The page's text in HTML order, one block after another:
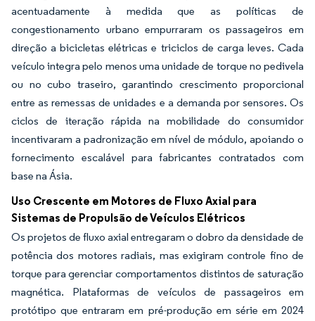
acentuadamente à medida que as políticas de
congestionamento urbano empurraram os passageiros em
direção a bicicletas elétricas e triciclos de carga leves. Cada
veículo integra pelo menos uma unidade de torque no pedivela
ou no cubo traseiro, garantindo crescimento proporcional
entre as remessas de unidades e a demanda por sensores. Os
ciclos de iteração rápida na mobilidade do consumidor
incentivaram a padronização em nível de módulo, apoiando o
fornecimento escalável para fabricantes contratados com
base na Ásia.
Uso Crescente em Motores de Fluxo Axial para
Sistemas de Propulsão de Veículos Elétricos
Os projetos de fluxo axial entregaram o dobro da densidade de
potência dos motores radiais, mas exigiram controle fino de
torque para gerenciar comportamentos distintos de saturação
magnética. Plataformas de veículos de passageiros em
protótipo que entraram em pré-produção em série em 2024